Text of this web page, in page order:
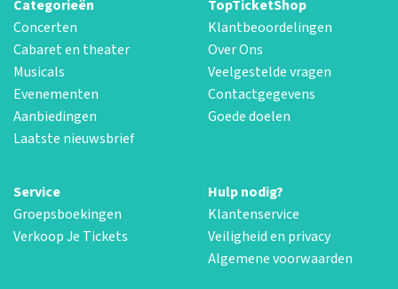
Categorieën
Concerten
Cabaret en theater
Musicals
Evenementen
Aanbiedingen
Laatste nieuwsbrief
TopTicketShop
Klantbeoordelingen
Over Ons
Veelgestelde vragen
Contactgegevens
Goede doelen
Service
Groepsboekingen
Verkoop Je Tickets
Hulp nodig?
Klantenservice
Veiligheid en privacy
Algemene voorwaarden